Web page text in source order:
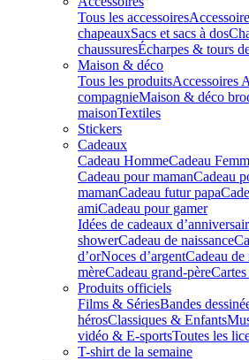
Tous les accessoires
chapeauxSacs et sacs à dos
chaussuresÉcharpes & tours
Maison & déco
Tous les produitsAccessoires
compagnieMaison & déco
maisonTextiles
Stickers
Cadeaux
Cadeau HommeCadeau
Cadeau pour mamanCadeau
mamanCadeau futur papa
amiCadeau pour gamer
Idées de cadeaux
showerCadeau de naissance
d’orNoces d’argentCadeau de
mèreCadeau grand-père
Produits officiels
Films & SériesBandes
hérosClassiques & Enfants
vidéo & E-sportsToutes les
T-shirt de la semaine